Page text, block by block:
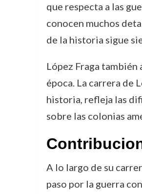
que respecta a las
conocen muchos
de la historia sigue
López Fraga también
época. La carrera de
historia, refleja las
sobre las colonias
A lo largo de su
paso por la guerra